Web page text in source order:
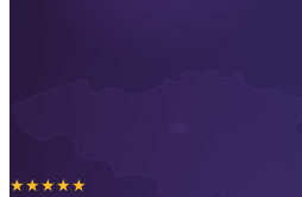
★★★★★